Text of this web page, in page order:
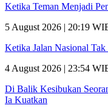
Ketika Teman Menjadi
5 August 2026 | 20:19
Ketika Jalan Nasional
4 August 2026 | 23:54
Di Balik Kesibukan
Ia Kuatkan